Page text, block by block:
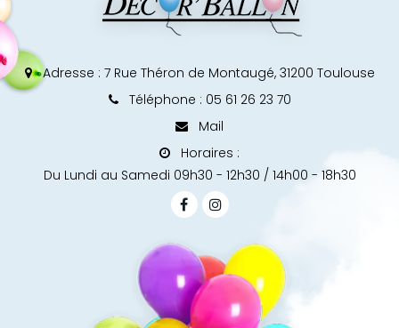
Adresse : 7 Rue Théron de Montaugé, 31200 Toulouse
Téléphone : 05 61 26 23 70
Mail
Horaires :
Du Lundi au Samedi 09h30 - 12h30 / 14h00 - 18h30